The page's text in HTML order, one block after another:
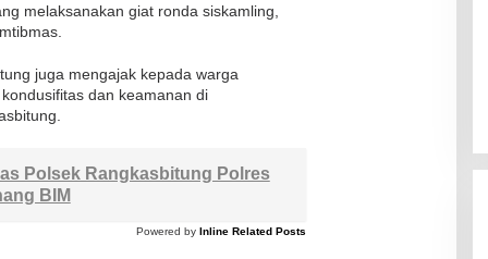
melaksanakan giat ronda siskamling,
juga mengajak kepada warga
dan keamanan di
Polsek Rangkasbitung Polres
BIM
Powered by Inline Related Posts